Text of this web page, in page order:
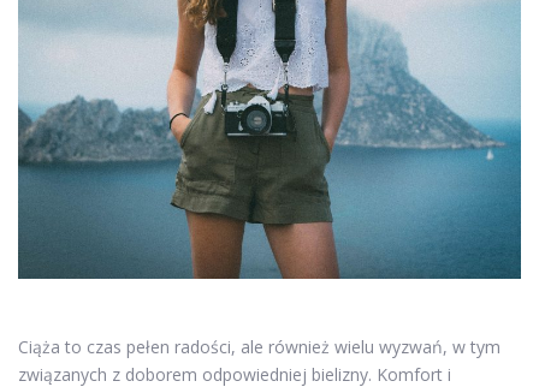
Ciąża to czas pełen radości, ale również wielu wyzwań, w tym
związanych z doborem odpowiedniej bielizny. Komfort i